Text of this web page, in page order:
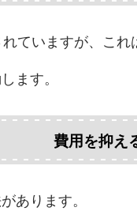
ていますが、これ
ます。
費用を抑え
あります。